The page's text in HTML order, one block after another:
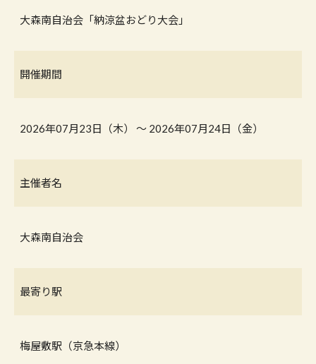
大森南自治会「納涼盆おどり大会」
開催期間
2026年07月23日（木） 〜 2026年07月24日（金）
主催者名
大森南自治会
最寄り駅
梅屋敷駅（京急本線）